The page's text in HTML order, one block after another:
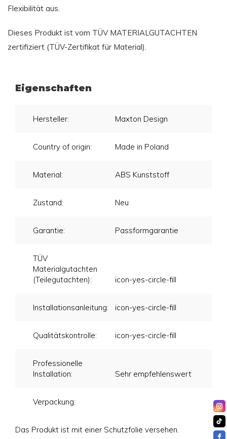
Flexibilität aus.
Dieses Produkt ist vom TÜV MATERIALGUTACHTEN
zertifiziert (TÜV-Zertifikat für Material).
Eigenschaften
Hersteller: Maxton Design
Country of origin: Made in Poland
Material: ABS Kunststoff
Zustand: Neu
Garantie: Passformgarantie
TÜV
Materialgutachten
(Teilegutachten):
icon-yes-circle-fill
Installationsanleitung: icon-yes-circle-fill
Qualitätskontrolle: icon-yes-circle-fill
Professionelle
Installation:
Sehr empfehlenswert
Verpackung:
Das Produkt ist mit einer Schutzfolie versehen.